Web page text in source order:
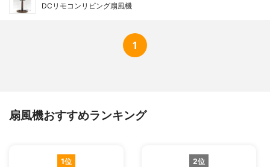
DCリモコンリビング扇風機
1
扇風機おすすめランキング
1位 2位